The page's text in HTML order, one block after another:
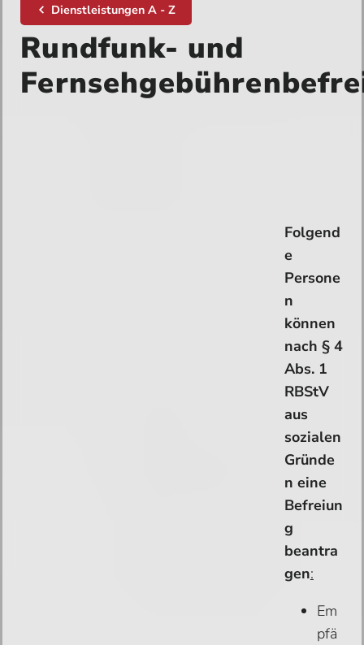
Dienstleistungen A - Z
Rundfunk- und
Folgend
e
Persone
n
können
nach § 4
Abs. 1
RBStV
aus
sozialen
Gründe
n eine
Befreiun
g
beantra
gen:
Em
pfä